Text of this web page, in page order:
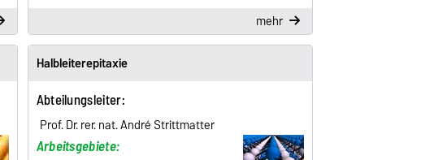
mehr
Halbleiterepitaxie
Abteilungsleiter:
Prof. Dr. rer. nat. André Strittmatter
Arbeitsgebiete: